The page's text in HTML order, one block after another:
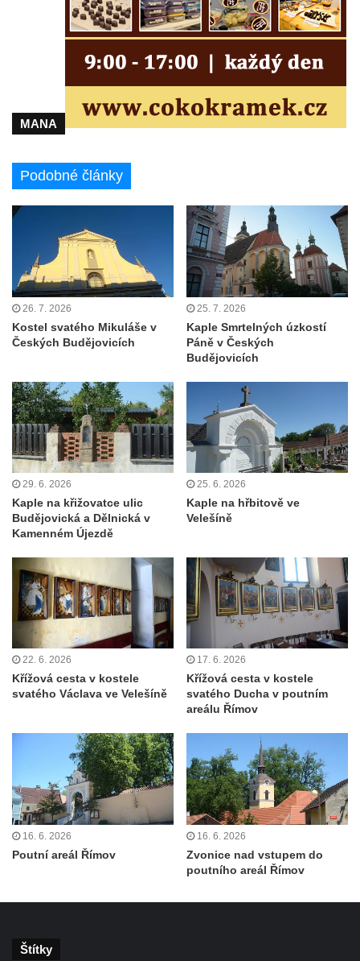
nad Ploučnicí
Hrobová kaple Mattauschů na hřbitově v
Benešově nad Ploučnicí
Hrobka rodiny Rohn na hřbitově v
Šumburku nad Desnou – Tanvaldu
Tanvaldu
Kaple svaté Alžběty Durynské v Dolních
Křečanech
Márnice nového hřbitova ve Starých
Křečanech
Bývalá márnice u hřbitova v Dubé
Kostel Nalezení svatého Kříže v Dubé
Kostel Nanebevzetí Panny Marie v
Úněticích
Kostel svatého Klementa v Levém Hradci
Kostel Wang (Karpacz – Bierutowice,
Polsko)
Skalní kaple Nejsvětější Trojice u Česká
Kamenice
Kostel Nejsvětější Trojice v Klášterci nad
Ohří
Evangelická modlitebna u autobusového
nádraží v Dubé
Hřbitovní kaple ve Velkém Šenově
Kaple svaté Apolónie v Cítolibech
Kostel svatého Jakuba Většího v Cítolibech
Márnice na hřbitově v Chlumčanech
Kostel svatého Klementa ve Chlumčanech
Kaple svatého Václava ve Vlčí
Kaple svatého Floriána ve Veltěži
Kaple západně od Veltěž u silnice do
Černčic
MANA
Podobné články
26. 7. 2026
Kostel svatého Mikuláše v
Českých Budějovicích
25. 7. 2026
Kaple Smrtelných úzkostí
Páně v Českých
Budějovicích
29. 6. 2026
Kaple na křižovatce ulic
Budějovická a Dělnická v
Kamenném Újezdě
25. 6. 2026
Kaple na hřbitově ve
Velešíně
22. 6. 2026
Křížová cesta v kostele
svatého Václava ve Velešíně
17. 6. 2026
Křížová cesta v kostele
svatého Ducha v poutním
areálu Římov
16. 6. 2026
Poutní areál Římov
16. 6. 2026
Zvonice nad vstupem do
poutního areál Římov
Štítky